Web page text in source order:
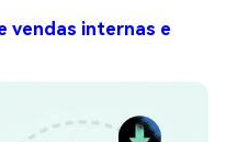
vendas internas e